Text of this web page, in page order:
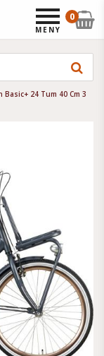
24 Tum 40 Cm 3
0
MENY